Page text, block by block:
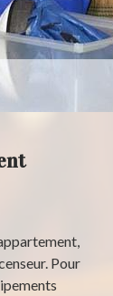
Pour